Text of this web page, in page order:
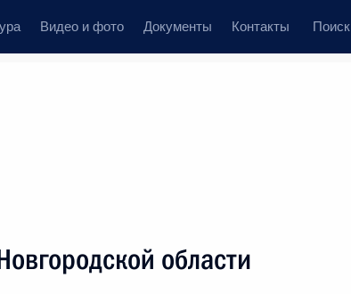
Видео и фото Документы Контакты Поиск
области